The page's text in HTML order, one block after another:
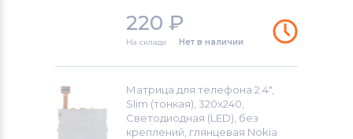
Модули и экраны для смартфонов
220 ₽
На складе Нет в наличии
Матрица для телефона 2.4",
Slim (тонкая), 320x240,
Светодиодная (LED), без
креплений, глянцевая Nokia